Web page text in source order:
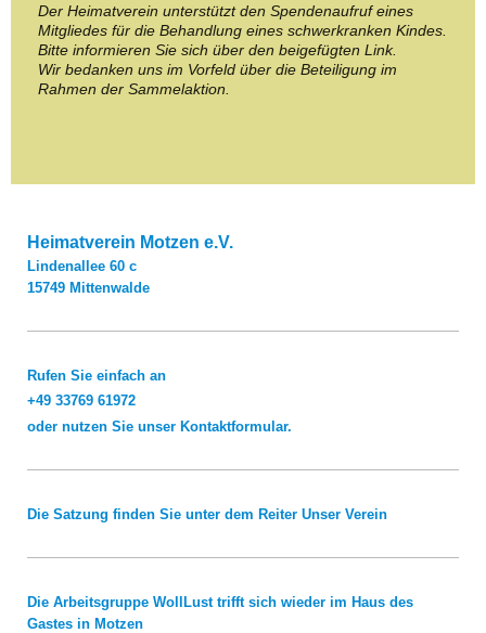
Der Heimatverein unterstützt den Spendenaufruf eines
Mitgliedes für die Behandlung eines schwerkranken Kindes.
Bitte informieren Sie sich über den beigefügten Link.
Wir bedanken uns im Vorfeld über die Beteiligung im
Rahmen der Sammelaktion.
Heimatverein Motzen e.V.
Lindenallee 60 c
15749 Mittenwalde
Rufen Sie einfach an
+49 33769 61972
oder nutzen Sie unser Kontaktformular.
Die Satzung finden Sie unter dem Reiter Unser Verein
Die Arbeitsgruppe WollLust trifft sich wieder im Haus des
Gastes in Motzen